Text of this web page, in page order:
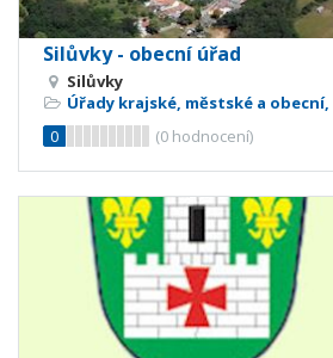
Silůvky - obecní úřad
Silůvky
Úřady krajské, městské a
0
(0 hodnocení)